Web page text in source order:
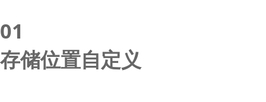
01
存储位置自定义